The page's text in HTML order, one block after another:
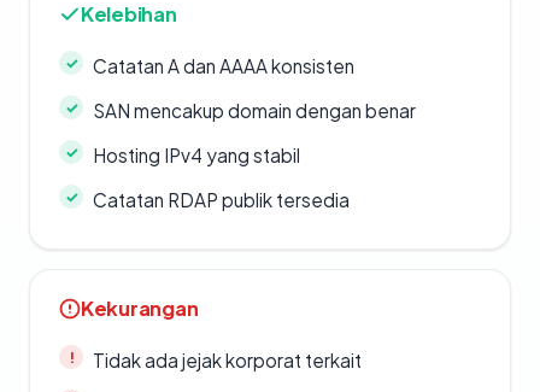
Kelebihan
Catatan A dan AAAA konsisten
SAN mencakup domain dengan benar
Hosting IPv4 yang stabil
Catatan RDAP publik tersedia
Kekurangan
Tidak ada jejak korporat terkait